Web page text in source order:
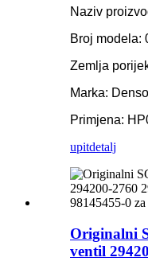
Naziv
Broj modela:
Zemlja
Marka: Denso
Primjena:
upitdetalj
Originalni
ventil